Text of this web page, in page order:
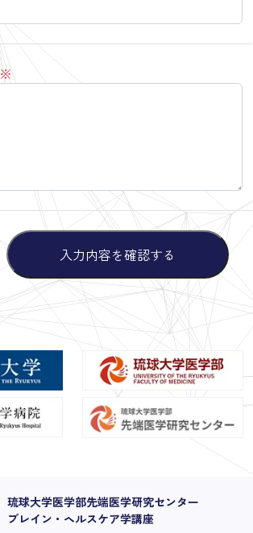
※
琉球大学医学部先端医学研究センター
ブレイン・ヘルスケア学講座